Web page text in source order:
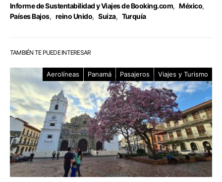
Informe de Sustentabilidad y Viajes de Booking.com, México,
Países Bajos, reino Unido, Suiza, Turquía
TAMBIÉN TE PUEDE INTERESAR
Aerolíneas Panamá Pasajeros Viajes y Turismo